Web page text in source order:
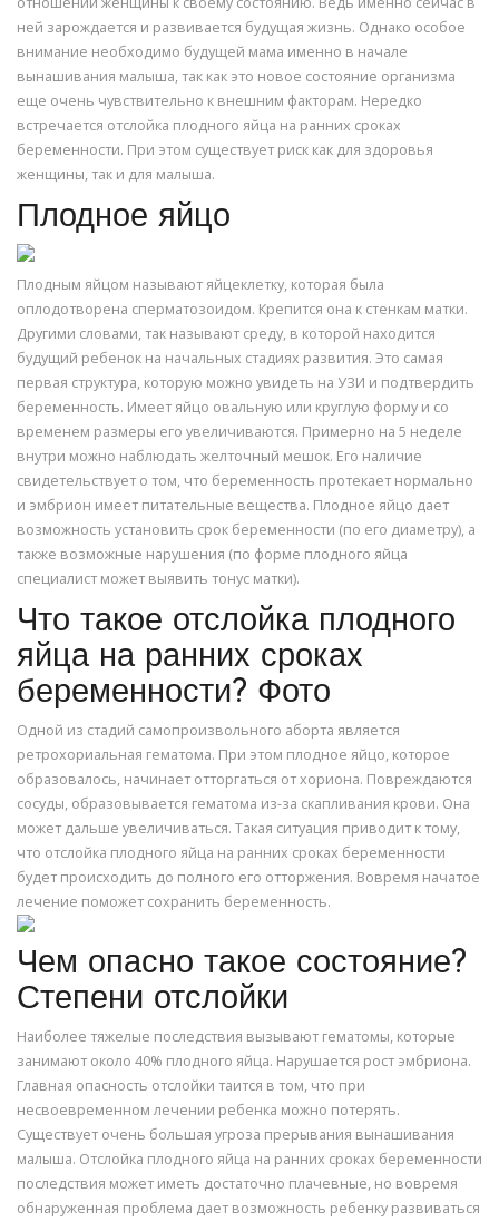
ней зарождается и развивается будущая жизнь. Однако особое
внимание необходимо будущей мама именно в начале
вынашивания малыша, так как это новое состояние организма
еще очень чувствительно к внешним факторам. Нередко
встречается отслойка плодного яйца на ранних сроках
беременности. При этом существует риск как для здоровья
женщины, так и для малыша.
Плодное яйцо
Плодным яйцом называют яйцеклетку, которая была
оплодотворена сперматозоидом. Крепится она к стенкам матки.
Другими словами, так называют среду, в которой находится
будущий ребенок на начальных стадиях развития. Это самая
первая структура, которую можно увидеть на УЗИ и подтвердить
беременность. Имеет яйцо овальную или круглую форму и со
временем размеры его увеличиваются. Примерно на 5 неделе
внутри можно наблюдать желточный мешок. Его наличие
свидетельствует о том, что беременность протекает нормально
и эмбрион имеет питательные вещества. Плодное яйцо дает
возможность установить срок беременности (по его диаметру), а
также возможные нарушения (по форме плодного яйца
специалист может выявить тонус матки).
Что такое отслойка плодного
яйца на ранних сроках
беременности? Фото
Одной из стадий самопроизвольного аборта является
ретрохориальная гематома. При этом плодное яйцо, которое
образовалось, начинает отторгаться от хориона. Повреждаются
сосуды, образовывается гематома из-за скапливания крови. Она
может дальше увеличиваться. Такая ситуация приводит к тому,
что отслойка плодного яйца на ранних сроках беременности
будет происходить до полного его отторжения. Вовремя начатое
лечение поможет сохранить беременность.
Чем опасно такое состояние?
Степени отслойки
Наиболее тяжелые последствия вызывают гематомы, которые
занимают около 40% плодного яйца. Нарушается рост эмбриона.
Главная опасность отслойки таится в том, что при
несвоевременном лечении ребенка можно потерять.
Существует очень большая угроза прерывания вынашивания
малыша. Отслойка плодного яйца на ранних сроках беременности
последствия может иметь достаточно плачевные, но вовремя
обнаруженная проблема дает возможность ребенку развиваться